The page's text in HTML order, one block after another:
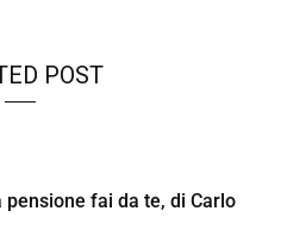
POST
pensione fai da te, di Carlo